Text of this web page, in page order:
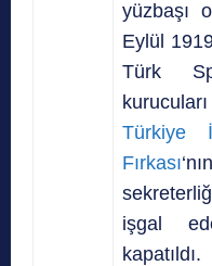
yüzbaşı
Eylül
Türk
Türkiye
Fırkası
işgal